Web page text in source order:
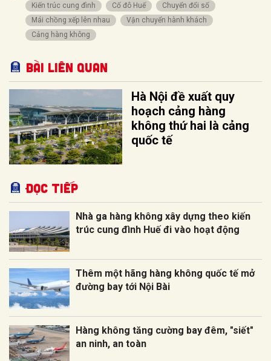
Kiến trúc cung đình
Cố đô Huế
Chuyển đổi số
Mái chồng xếp lên nhau
Vận chuyển hành khách
Cảng hàng không
Bài liên quan
Hà Nội đề xuất quy
hoạch cảng hàng
không thứ hai là cảng
quốc tế
Đọc tiếp
Nhà ga hàng không xây dựng theo kiến
trúc cung đình Huế đi vào hoạt động
Thêm một hãng hàng không quốc tế mở
đường bay tới Nội Bài
Hàng không tăng cường bay đêm, "siết"
an ninh, an toàn